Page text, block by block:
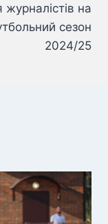
журналістів на
сезон
2024/25